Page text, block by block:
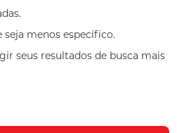
menos específico.
seus resultados de busca mais